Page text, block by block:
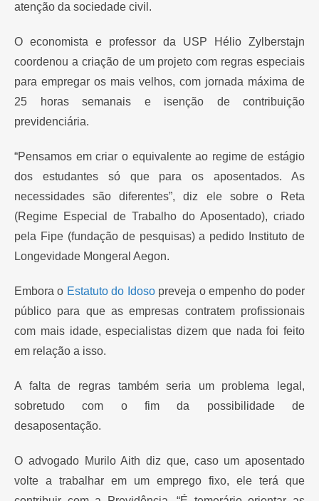
atenção da sociedade civil.
O economista e professor da USP Hélio Zylberstajn
coordenou a criação de um projeto com regras especiais
para empregar os mais velhos, com jornada máxima de
25 horas semanais e isenção de contribuição
previdenciária.
“Pensamos em criar o equivalente ao regime de estágio
dos estudantes só que para os aposentados. As
necessidades são diferentes”, diz ele sobre o Reta
(Regime Especial de Trabalho do Aposentado), criado
pela Fipe (fundação de pesquisas) a pedido Instituto de
Longevidade Mongeral Aegon.
Embora o Estatuto do Idosopreveja o empenho do poder
público para que as empresas contratem profissionais
com mais idade, especialistas dizem que nada foi feito
em relação a isso.
A falta de regras também seria um problema legal,
sobretudo com o fim da possibilidade de
desaposentação.
O advogado Murilo Aith diz que, caso um aposentado
volte a trabalhar em um emprego fixo, ele terá que